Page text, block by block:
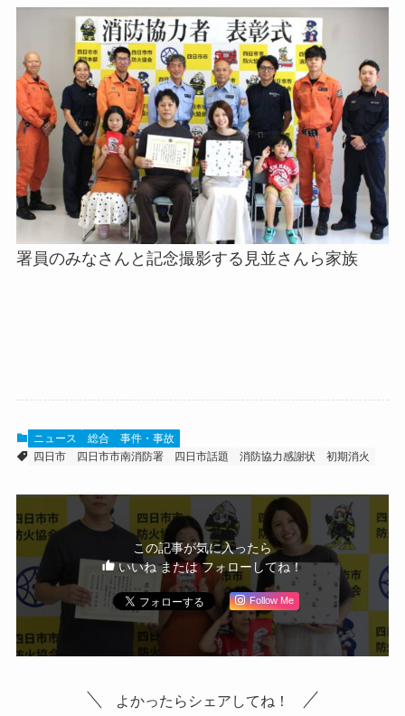
署員のみなさんと記念撮影する見並さんら家族
ニュース 総合
事件・事故
四日市
四日市市南消防署 四日市話題 消防協力感謝状 初期消火
この記事が気に入ったら
いいね または フォローしてね！
Follow Me
よかったらシェアしてね！